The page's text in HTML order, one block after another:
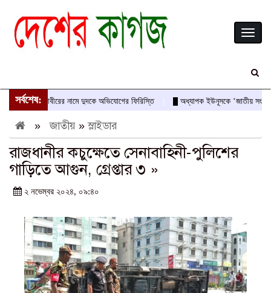
সর্বশেষ:
দেবদাস-আবীরের নামে দুদকে অভিযোগের ফিরিস্তি অধ্যাপক ইউনূসকে ‘জাতীয় সংস্কারক’
»জাতীয় »স্লাইডার
রাজধানীর কচুক্ষেতে সেনাবাহিনী-পুলিশের
গাড়িতে আগুন, গ্রেপ্তার ৩ »
২ নভেম্বর ২০২৪, ০৯:৪০